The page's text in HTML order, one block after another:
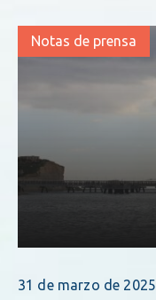
Notas de prensa
31 de marzo de 2025